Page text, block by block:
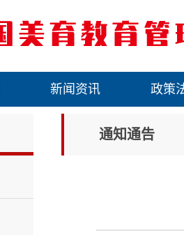
新闻资讯 政策
通知通告